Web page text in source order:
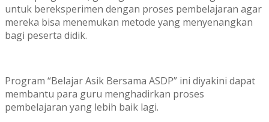
untuk bereksperimen dengan proses pembelajaran agar
mereka bisa menemukan metode yang menyenangkan
bagi peserta didik.
Program “Belajar Asik Bersama ASDP” ini diyakini dapat
membantu para guru menghadirkan proses
pembelajaran yang lebih baik lagi.